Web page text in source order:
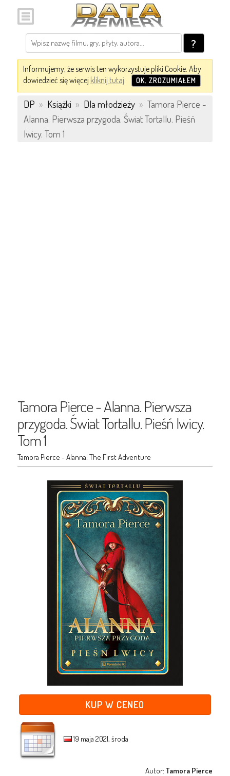
?
Informujemy, że serwis ten wykorzystuje pliki Cookie. Aby
dowiedzieć się więcej kliknij tutaj. OK, ZROZUMIAŁEM
DP » Książki » Dla młodzieży » Tamora Pierce -
Alanna. Pierwsza przygoda. Świat Tortallu. Pieśń
lwicy. Tom 1
Tamora Pierce - Alanna. Pierwsza
przygoda. Świat Tortallu. Pieśń lwicy.
Tom 1
Tamora Pierce - Alanna: The First Adventure
KUP W CENEO
19 maja 2021, środa
Autor:Tamora Pierce